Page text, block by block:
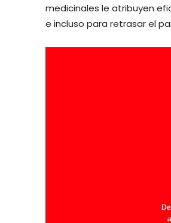
medicinales le atribuyen
e incluso para retrasar el